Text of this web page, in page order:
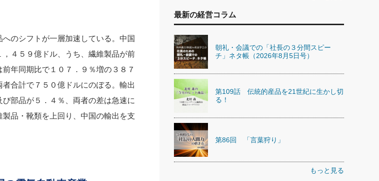
のシフトが一層加速している。中国
４５９億ドル、うち、繊維製品が前
年同期比で１０７．９％増の３８７
合計で７５０億ドルにのぼる。輸出
部品が５．４％、両者の差は急速に
品・靴類を上回り、中国の輸出を支
最新の経営コラム
朝礼・会議での「社長の３分間スピー
チ」ネタ帳（2026年8月5日号）
第109話 伝統的産品を21世紀に生かし切
る！
第86回 「言葉狩り」
もっと見る